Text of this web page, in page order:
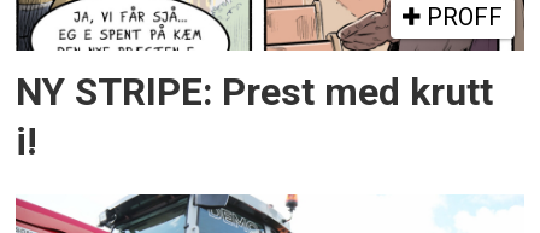
PROFF
NY STRIPE: Prest med krutt
i!